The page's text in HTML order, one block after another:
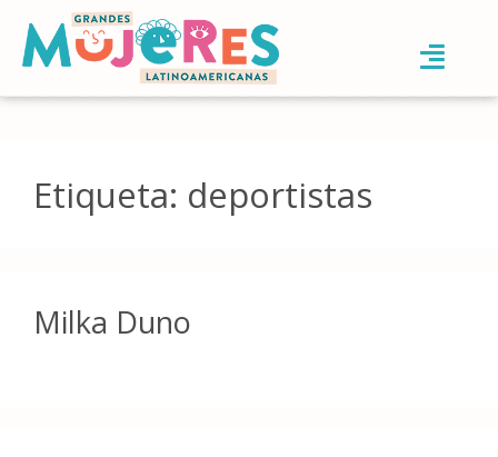
Etiqueta: deportistas
Milka Duno